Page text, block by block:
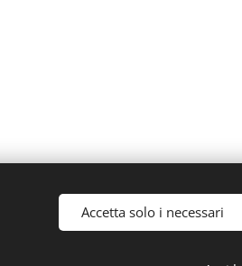
PIVA 03605230139
Accetta solo i necessari